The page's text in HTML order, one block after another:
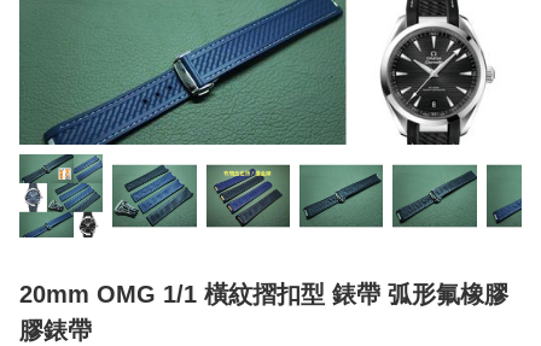
20mm OMG 1/1 橫紋摺扣型 錶帶 弧形氟橡膠
膠錶帶